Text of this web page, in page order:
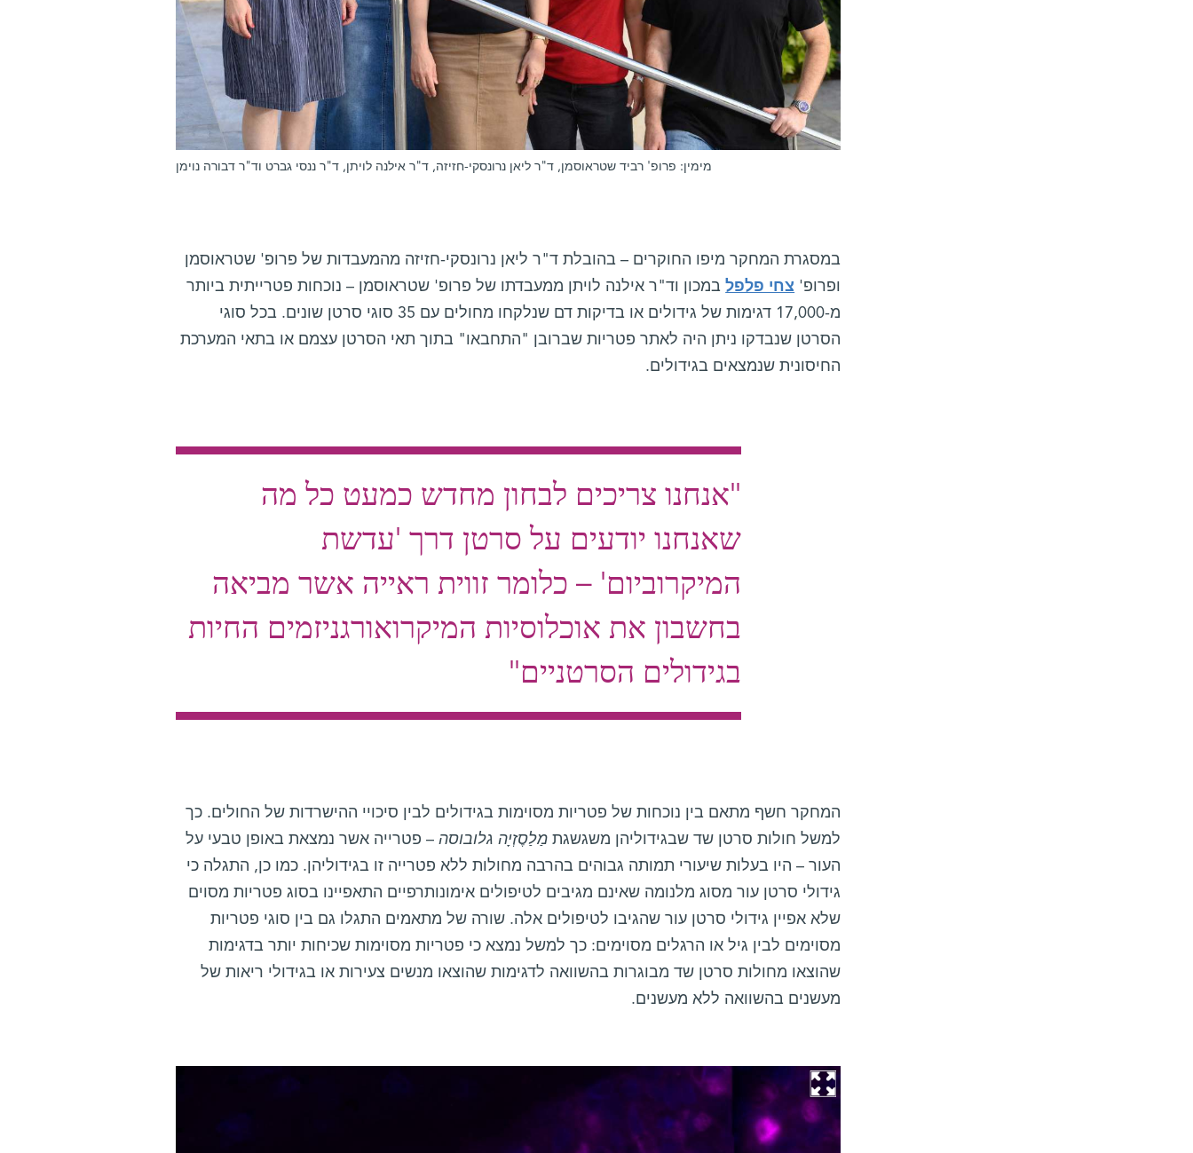
מימין: פרופ' רביד שטראוסמן, ד"ר ליאן נרונסקי-חזיזה, ד"ר אילנה לויתן, ד"ר ננסי גברט וד"ר דבורה נוימן
במסגרת המחקר מיפו החוקרים – בהובלת ד"ר ליאן נרונסקי-חזיזה מהמעבדות של פרופ' שטראוסמן
ופרופ' צחי פלפלבמכון וד"ר אילנה לויתן ממעבדתו של פרופ' שטראוסמן – נוכחות פטרייתית ביותר
מ-17,000 דגימות של גידולים או בדיקות דם שנלקחו מחולים עם 35 סוגי סרטן שונים. בכל סוגי
הסרטן שנבדקו ניתן היה לאתר פטריות שברובן "התחבאו" בתוך תאי הסרטן עצמם או בתאי המערכת
החיסונית שנמצאים בגידולים.
"אנחנו צריכים לבחון מחדש כמעט כל מה
שאנחנו יודעים על סרטן דרך 'עדשת
המיקרוביום' – כלומר זווית ראייה אשר מביאה
בחשבון את אוכלוסיות המיקרואורגניזמים החיות
בגידולים הסרטניים"
המחקר חשף מתאם בין נוכחות של פטריות מסוימות בגידולים לבין סיכויי ההישרדות של החולים. כך
למשל חולות סרטן שד שבגידוליהן משגשגת מַלַסֶזְיָה גלובוסה– פטרייה אשר נמצאת באופן טבעי על
העור – היו בעלות שיעורי תמותה גבוהים בהרבה מחולות ללא פטרייה זו בגידוליהן. כמו כן, התגלה כי
גידולי סרטן עור מסוג מלנומה שאינם מגיבים לטיפולים אימונותרפיים התאפיינו בסוג פטריות מסוים
שלא אפיין גידולי סרטן עור שהגיבו לטיפולים אלה. שורה של מתאמים התגלו גם בין סוגי פטריות
מסוימים לבין גיל או הרגלים מסוימים: כך למשל נמצא כי פטריות מסוימות שכיחות יותר בדגימות
שהוצאו מחולות סרטן שד מבוגרות בהשוואה לדגימות שהוצאו מנשים צעירות או בגידולי ריאות של
מעשנים בהשוואה ללא מעשנים.